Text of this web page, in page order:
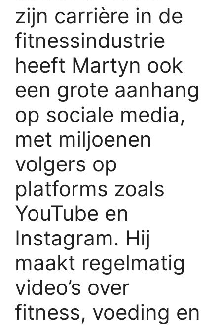
zijn carrière in de
fitnessindustrie
heeft Martyn ook
een grote aanhang
op sociale media,
met miljoenen
volgers op
platforms zoals
YouTube en
Instagram. Hij
maakt regelmatig
video’s over
fitness, voeding en